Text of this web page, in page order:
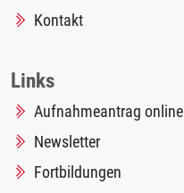
Kontakt
Links
Aufnahmeantrag online
Newsletter
Fortbildungen